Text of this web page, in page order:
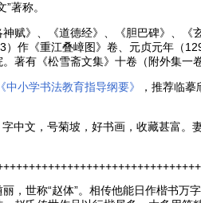
著称。
》、《道德经》、《胆巴碑》、《
）作《重江叠嶂图》卷、元贞元年（
著有《松雪斋文集》十卷（附外集一
中小学书法教育指导纲要》
，推荐临
文，号菊坡，好书画，收藏甚富。
世称“赵体”。相传他能日作楷书万